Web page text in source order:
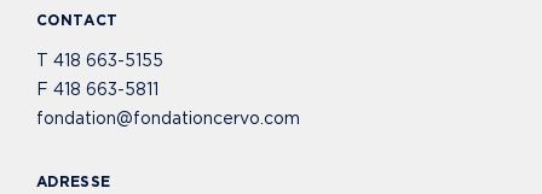
CONTACT
418 663-5155
F 418 663-5811
fondation@fondationcervo.com
ADRESSE